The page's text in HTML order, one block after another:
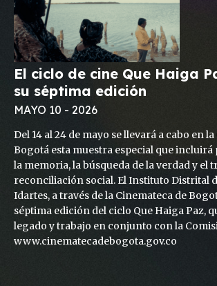
El ciclo de cine Que Haiga
su séptima edición
MAYO 10 - 2026
Del 14 al 24 de mayo se llevará a cabo en
Bogotá esta muestra especial que incluirá
la memoria, la búsqueda de la verdad y el
reconciliación social. El Instituto Distrital
Idartes, a través de la Cinemateca de
séptima edición del ciclo Que Haiga Paz,
legado y trabajo en conjunto con la
www.cinematecadebogota.gov.co